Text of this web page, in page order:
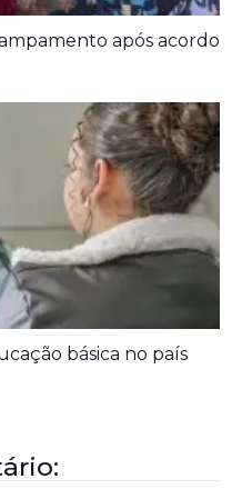
após acordo
básica no país